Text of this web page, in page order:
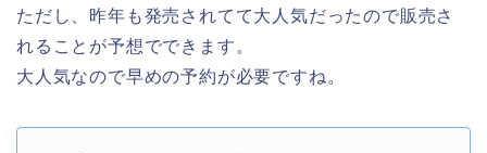
ただし、昨年も発売されてて大人気だったので販売さ
れることが予想でできます。
大人気なので早めの予約が必要ですね。